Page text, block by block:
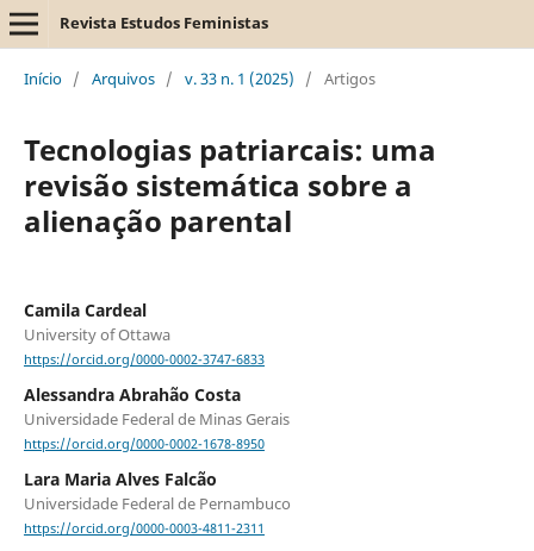
Revista Estudos Feministas
Início / Arquivos / v. 33 n. 1 (2025) / Artigos
Tecnologias patriarcais: uma
revisão sistemática sobre a
alienação parental
Camila Cardeal
University of Ottawa
https://orcid.org/0000-0002-3747-6833
Alessandra Abrahão Costa
Universidade Federal de Minas Gerais
https://orcid.org/0000-0002-1678-8950
Lara Maria Alves Falcão
Universidade Federal de Pernambuco
https://orcid.org/0000-0003-4811-2311